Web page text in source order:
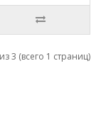
3 (всего 1 страниц)